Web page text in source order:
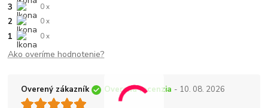
3 0 x
2 0 x
1 0 x
Ako overíme hodnotenie?
Overený zákazník Overená recenzia - 10. 08. 2026